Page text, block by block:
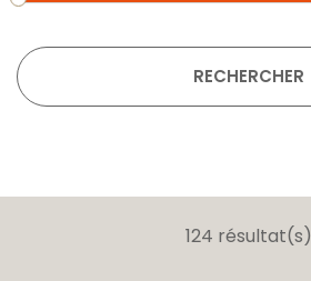
RECHERCHER
124 résultat(s)